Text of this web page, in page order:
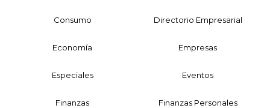
Consumo Directorio Empresarial
Economía Empresas
Especiales Eventos
Finanzas Finanzas Personales